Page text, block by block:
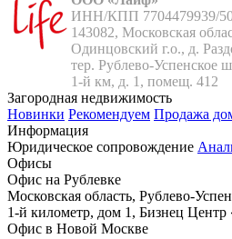
ИНН/КПП 7704479939/
143082, Московская
Одинцовский г.о., д.
тер. Рублево-Успенское
1-й км, д. 1, помещ. 412
Загородная недвижимость
Новинки Рекомендуем Продажа
Информация
Юридическое сопровождение
Офисы
Офис на Рублевке
Московская область, Рублево-
1-й километр, дом 1, Бизнец Центр
Офис в Новой Москве